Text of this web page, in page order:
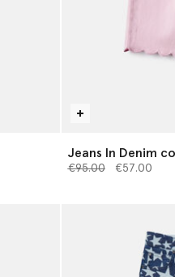
Jeans In Denim
Prezzo ridotto da
€95.00a €57.00